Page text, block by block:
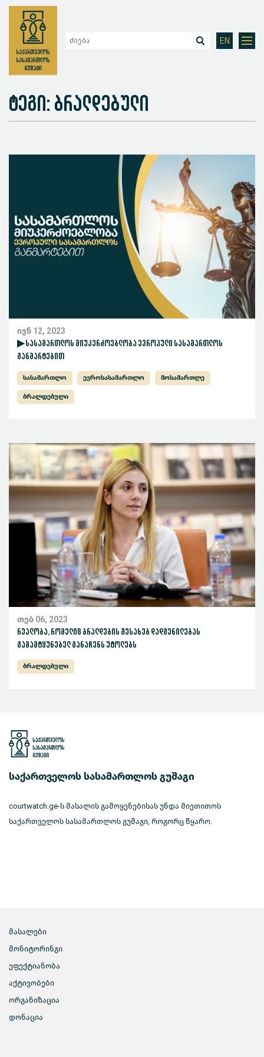
EN
ტეგი: ბრალდებული
ივნ 12, 2023
▶ სასამართლოს მიუკერძოებლობა ევროპული სასამართლოს
განმარტებით
სასამართლო ევროსასამართლო მოსამართლე
ბრალდებული
თებ 06, 2023
რეალობა, რომელიც ბრალდების შესახებ დადგენილებას
გამამტყუნებელ განაჩენს უტოლებს
ბრალდებული
საქართველოს სასამართლოს გუშაგი
courtwatch.ge-ს მასალის გამოყენებისას უნდა მიეთითოს
საქართველოს სასამართლოს გუშაგი, როგორც წყარო.
მასალები
მონიტორინგი
ეფექტიანობა
აქტივობები
ორგანიზაცია
დონაცია